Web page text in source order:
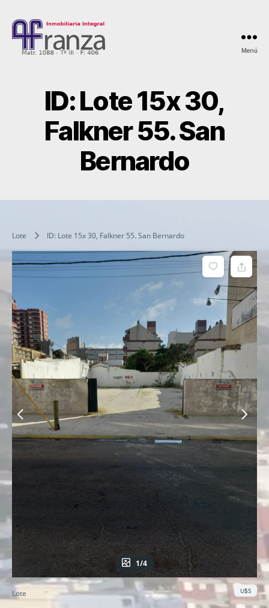
Menú
ID: Lote 15x 30,
Falkner 55. San
Bernardo
Lote ID: Lote 15x 30, Falkner 55. San Bernardo
1/4
Lote U$S